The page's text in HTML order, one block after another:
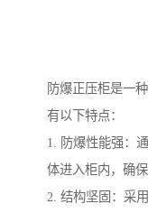
防爆正压柜是一
有以下特点：
1. 防爆性能强：
体进入柜内，确
2. 结构坚固：采